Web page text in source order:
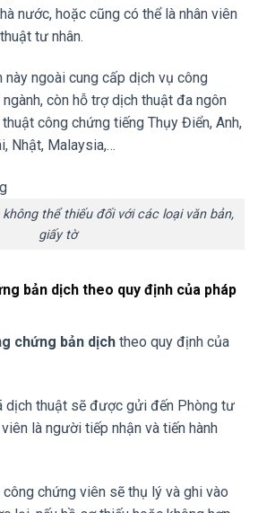
nước, hoặc cũng có thể là nhân viên
tư nhân.
này ngoài cung cấp dịch vụ công
còn hỗ trợ dịch thuật đa ngôn
công chứng tiếng Thụy Điển, Anh,
Nhật, Malaysia,…
thể thiếu đối với các loại văn bản,
giấy tờ
bản dịch theo quy định của pháp
chứng bản dịch theo quy định của
dịch thuật sẽ được gửi đến Phòng tư
là người tiếp nhận và tiến hành
chứng viên sẽ thụ lý và ghi vào